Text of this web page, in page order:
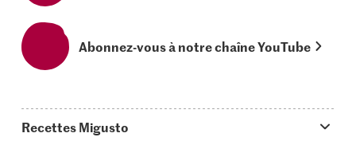
Abonnez-vous à notre chaîne YouTube
Recettes Migusto